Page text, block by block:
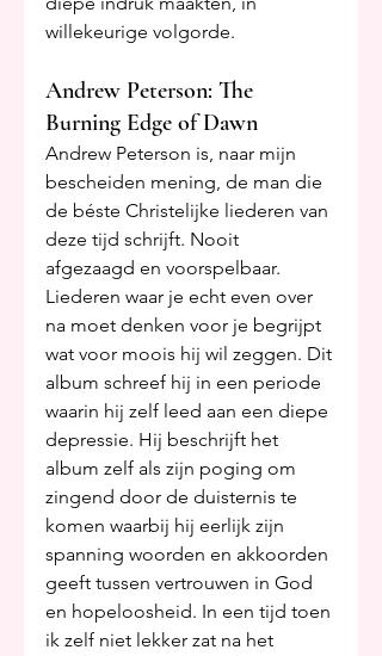
willekeurige volgorde.
Andrew Peterson: The
Burning Edge of Dawn
Andrew Peterson is, naar mijn
bescheiden mening, de man die
de béste Christelijke liederen van
deze tijd schrijft. Nooit
afgezaagd en voorspelbaar.
Liederen waar je echt even over
na moet denken voor je begrijpt
wat voor moois hij wil zeggen. Dit
album schreef hij in een periode
waarin hij zelf leed aan een diepe
depressie. Hij beschrijft het
album zelf als zijn poging om
zingend door de duisternis te
komen waarbij hij eerlijk zijn
spanning woorden en akkoorden
geeft tussen vertrouwen in God
en hopeloosheid. In een tijd toen
ik zelf niet lekker zat na het